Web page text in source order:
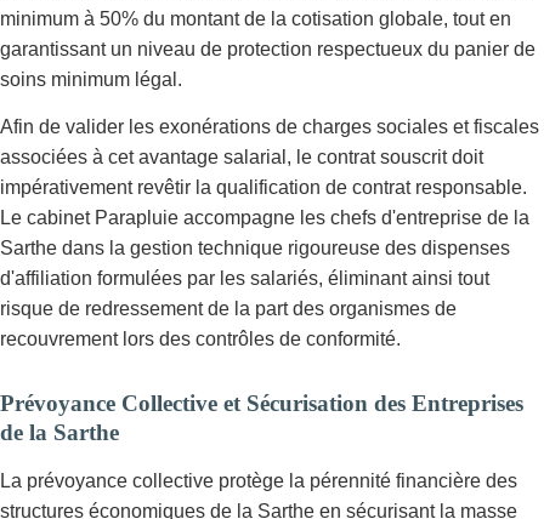
minimum à 50% du montant de la cotisation globale, tout en
garantissant un niveau de protection respectueux du panier de
soins minimum légal.
Afin de valider les exonérations de charges sociales et fiscales
associées à cet avantage salarial, le contrat souscrit doit
impérativement revêtir la qualification de contrat responsable.
Le cabinet Parapluie accompagne les chefs d'entreprise de la
Sarthe dans la gestion technique rigoureuse des dispenses
d'affiliation formulées par les salariés, éliminant ainsi tout
risque de redressement de la part des organismes de
recouvrement lors des contrôles de conformité.
Prévoyance Collective et Sécurisation des Entreprises
de la Sarthe
La prévoyance collective protège la pérennité financière des
structures économiques de la Sarthe en sécurisant la masse